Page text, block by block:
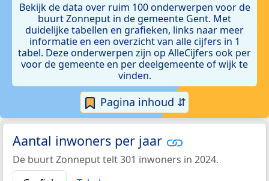
Bekijk de data over ruim 100 onderwerpen voor de
buurt Zonneput in de gemeente Gent. Met
duidelijke tabellen en grafieken, links naar meer
informatie en een overzicht van alle cijfers in 1
tabel. Deze onderwerpen zijn op AlleCijfers ook per
voor de gemeente en per deelgemeente of wijk te
vinden.
Pagina inhoud ⇵
Aantal inwoners per jaar
De buurt Zonneput telt 301 inwoners in 2024.